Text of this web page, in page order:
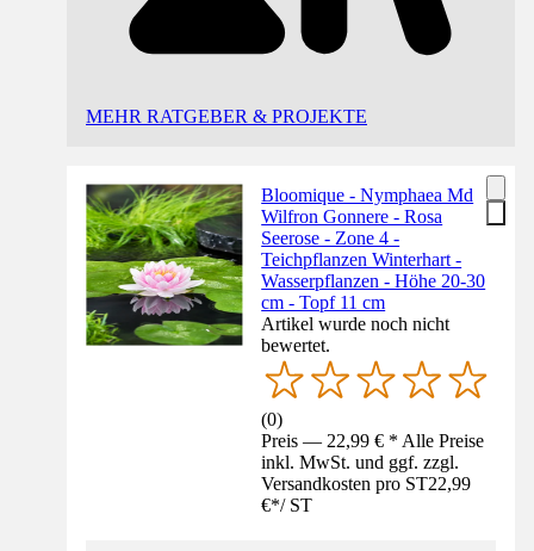
MEHR RATGEBER & PROJEKTE
Bloomique - Nymphaea Md
Wilfron Gonnere - Rosa
Seerose - Zone 4 -
Teichpflanzen Winterhart -
Wasserpflanzen - Höhe 20-30
cm - Topf 11 cm
Artikel wurde noch nicht
bewertet.
(0)
Preis — 22,99 € * Alle Preise
inkl. MwSt. und ggf. zzgl.
Versandkosten pro ST22,99
€*/ ST